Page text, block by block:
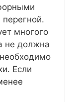
многого
не должна
Если